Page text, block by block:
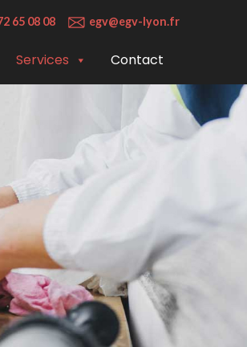
65 08 08 egv@egv-lyon.fr
Services Contact